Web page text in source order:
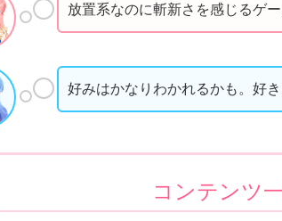
放置系なのに斬新さを感じるゲ
好みはかなりわかれるかも。好
コンテンツ